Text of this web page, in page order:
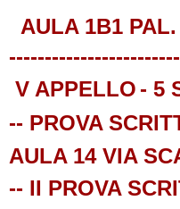
AULA 1B1
V APPELLO - 5
-- PROVA
AULA 14 VIA
-- II PROVA